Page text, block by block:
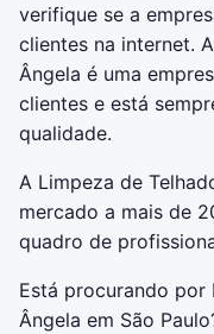
verifique se a
clientes na internet.
Ângela é uma
clientes e está
qualidade.
A Limpeza de
mercado a mais de
quadro de
Está procurando por
Ângela em São